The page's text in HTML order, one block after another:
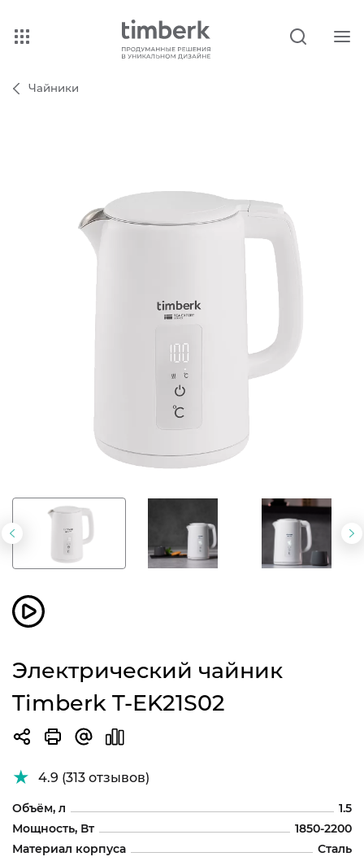
Чайники
Предыдущий
слайд
Электрический чайник
Timberk T-EK21S02
4.9 (313 отзывов)
Объём, л
1.5
Мощность, Вт
1850-2200
Материал корпуса
Сталь